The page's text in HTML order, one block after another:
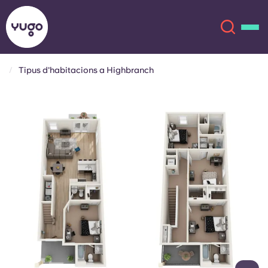
Ubicacions
Compte Llengua
English (US)
Chinese Español
Català Deutsch
Italian French
Portuguese
Tipus d'habitacions a Highbranch